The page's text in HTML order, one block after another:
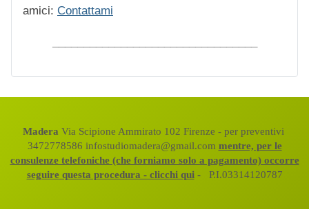
amici: Contattami
Madera Via Scipione Ammirato 102 Firenze - per preventivi
3472778586 infostudiomadera@gmail.com mentre, per le
consulenze telefoniche (che forniamo solo a pagamento) occorre
seguire questa procedura - clicchi qui - P.I.03314120787